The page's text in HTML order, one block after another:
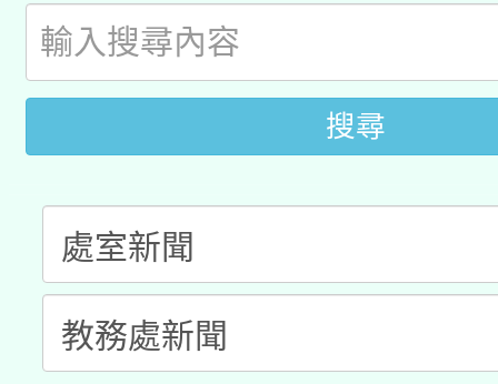
動」
開 智慧啟航」
搜尋